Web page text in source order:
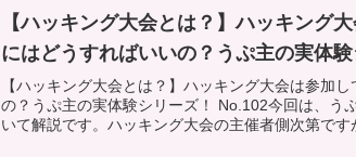
【ハッキング大会とは？】ハッキング
にはどうすればいいの？うぷ主の実体
【ハッキング大会とは？】ハッキング大会は参加
の？うぷ主の実体験シリーズ！ No.102今回は、う
いて解説です。ハッキング大会の主催者側次第です